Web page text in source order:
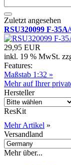
Zuletzt angesehen
RSU320099 F-
29,95 EUR
inkl. 19 % MwSt.
Features:
Maßstab 1:32 »
Mehr auf Ihrer
Hersteller
ResKit
Mehr Artikel »
Versandland
Mehr über...